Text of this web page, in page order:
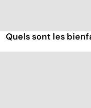
Quels sont les